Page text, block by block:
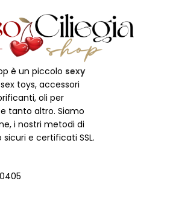
è un piccolo sexy
toys, accessori
oli per
tanto altro. Siamo
i nostri metodi di
e certificati SSL.